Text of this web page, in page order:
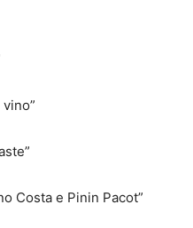
Costa e Pinin Pacot”